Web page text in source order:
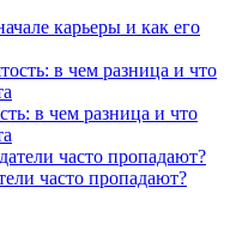
карьеры и как его
в чем разница и что
часто пропадают?